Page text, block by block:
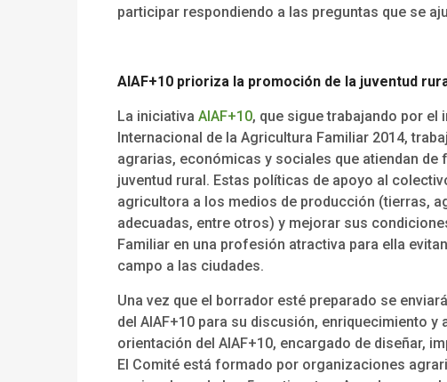
participar respondiendo a las preguntas que se
AIAF+10 prioriza la promoción de la juventud
La iniciativa AIAF+10, que sigue trabajando por el
Internacional de la Agricultura Familiar 2014,
agrarias, económicas y sociales que atiendan
juventud rural. Estas políticas de apoyo al
agricultora a los medios de producción (tierras,
adecuadas, entre otros) y mejorar sus
Familiar en una profesión atractiva para ella
campo a las ciudades.
Una vez que el borrador esté preparado se
del AIAF+10 para su discusión, enriquecimiento
orientación del AIAF+10, encargado de diseñar,
El Comité está formado por organizaciones